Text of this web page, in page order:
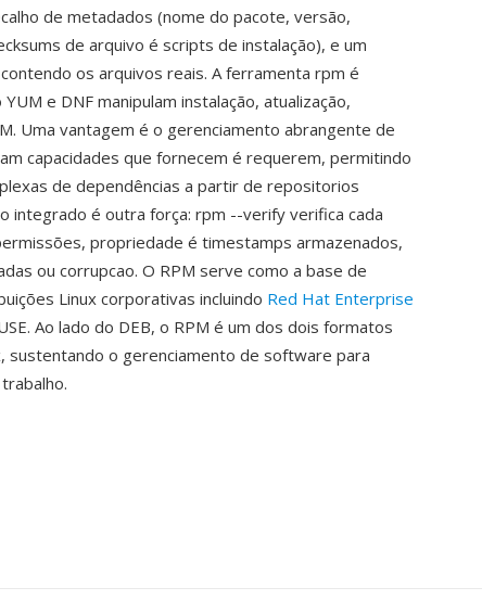
de metadados (nome do pacote, versão,
de arquivo é scripts de instalação), e um
os arquivos reais. A ferramenta rpm é
e DNF manipulam instalação, atualização,
Uma vantagem é o gerenciamento abrangente de
capacidades que fornecem é requerem, permitindo
de dependências a partir de repositorios
integrado é outra força: rpm --verify verifica cada
propriedade é timestamps armazenados,
ou corrupcao. O RPM serve como a base de
Linux corporativas incluindo Red Hat Enterprise
Ao lado do DEB, o RPM é um dos dois formatos
sustentando o gerenciamento de software para